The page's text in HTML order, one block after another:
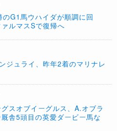
のG1馬ウハイダが順調に回
ルマスSで復帰へ
ジュライ、昨年2着のマリナレ
スオブイーグルス、A.オブラ
舎5頭目の英愛ダービー馬な